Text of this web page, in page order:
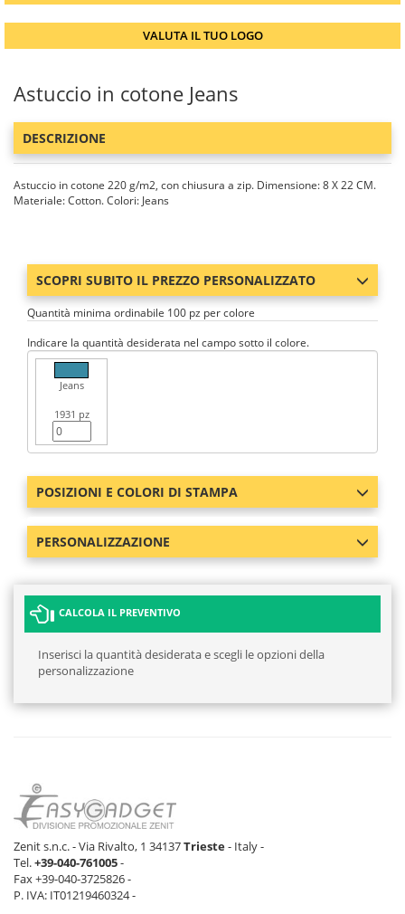
VALUTA IL TUO LOGO
Astuccio in cotone Jeans
DESCRIZIONE
Astuccio in cotone 220 g/m2, con chiusura a zip. Dimensione: 8 X 22 CM.
Materiale: Cotton. Colori: Jeans
SCOPRI SUBITO IL PREZZO PERSONALIZZATO
Quantità minima ordinabile 100 pz per colore
Indicare la quantità desiderata nel campo sotto il colore.
Jeans
1931 pz
POSIZIONI E COLORI DI STAMPA
PERSONALIZZAZIONE
CALCOLA IL PREVENTIVO
Inserisci la quantità desiderata e scegli le opzioni della
personalizzazione
Zenit s.n.c. - Via Rivalto, 1 34137Trieste- Italy -
Tel.+39-040-761005-
Fax +39-040-3725826 -
P. IVA: IT01219460324 -